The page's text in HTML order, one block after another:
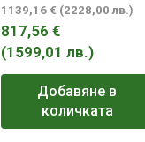
1139,16€ (2228,00лв.)
817,56 €
(1599,01 лв.)
Добавяне в
количката